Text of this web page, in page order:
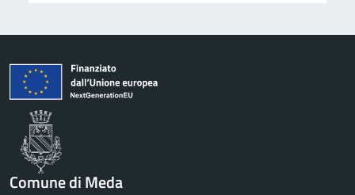
Comune di Meda